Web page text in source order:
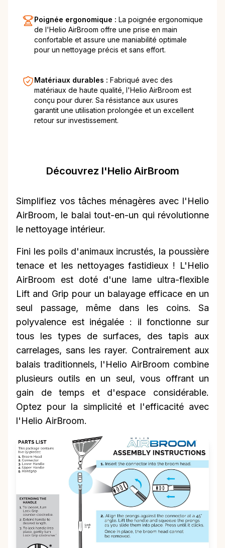
Poignée ergonomique : La poignée ergonomique
de l'Helio AirBroom offre une prise en main
confortable et assure une maniabilité optimale
pour un nettoyage précis et sans effort.
Matériaux durables : Fabriqué avec des
matériaux de haute qualité, l'Helio AirBroom est
conçu pour durer. Sa résistance aux usures
garantit une utilisation prolongée et un excellent
retour sur investissement.
Découvrez l'Helio AirBroom
Simplifiez vos tâches ménagères avec l'Helio
AirBroom, le balai tout-en-un qui révolutionne
le nettoyage intérieur.
Fini les poils d'animaux incrustés, la poussière
tenace et les nettoyages fastidieux ! L'Helio
AirBroom est doté d'une lame ultra-flexible
Lift and Grip pour un balayage efficace en un
seul passage, même dans les coins. Sa
polyvalence est inégalée : il fonctionne sur
tous les types de surfaces, des tapis aux
carrelages, sans les rayer. Contrairement aux
balais traditionnels, l'Helio AirBroom combine
plusieurs outils en un seul, vous offrant un
gain de temps et d'espace considérable.
Optez pour la simplicité et l'efficacité avec
l'Helio AirBroom.